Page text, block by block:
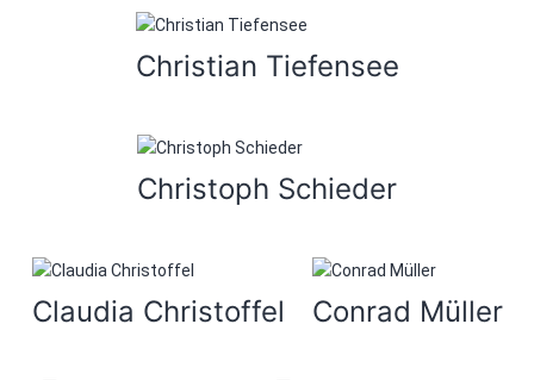
Christian Tiefensee
Christoph Schieder
Claudia Christoffel Conrad Müller